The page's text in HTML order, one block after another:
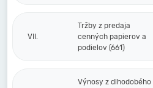
VII.
Tržby z predaja
cenných papierov a
podielov (661)
Výnosy z dlhodobého